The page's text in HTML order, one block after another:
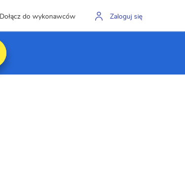
Dołącz do wykonawców Zaloguj się